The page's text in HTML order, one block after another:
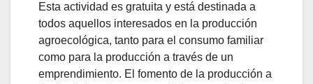
Esta actividad es gratuita y está destinada a
todos aquellos interesados en la producción
agroecológica, tanto para el consumo familiar
como para la producción a través de un
emprendimiento. El fomento de la producción a